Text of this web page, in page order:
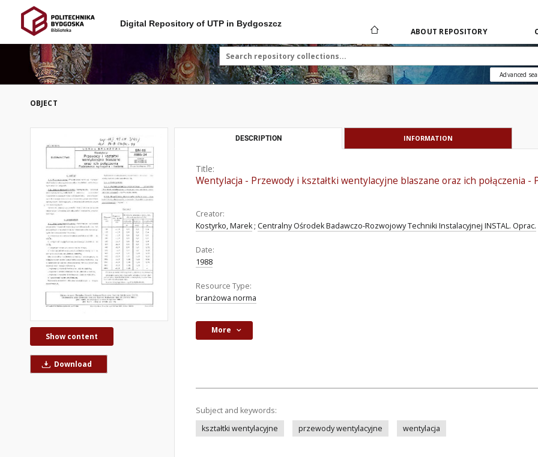
Digital Repository of UTP in Bydgoszcz
ABOUT REPOSITORY
Advanced
OBJECT
Show content
Download
DESCRIPTION INFORMATION
Title:
Wentylacja - Przewody i kształtki wentylacyjne blaszane oraz ich połączenia
Creator:
Kostyrko, Marek ; Centralny Ośrodek Badawczo-Rozwojowy Techniki Instalacyjnej INSTAL. Oprac.
Date:
1988
Resource Type:
branżowa norma
More
Subject and keywords:
kształtki wentylacyjne
przewody wentylacyjne wentylacja